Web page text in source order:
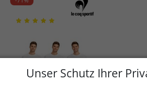
Unser Schutz Ihrer